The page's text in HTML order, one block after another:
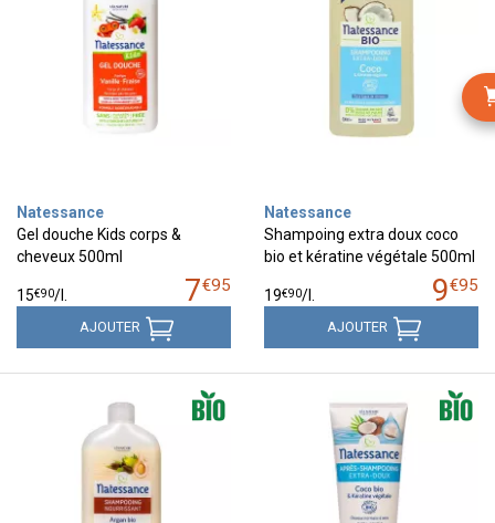
Natessance
Gel douche Kids corps &
cheveux 500ml
7€95
15€90/
AJOUTER
Natessance
Shampoing extra doux coco
bio et kératine végétale 500ml
9€95
19€90/
AJOUTER